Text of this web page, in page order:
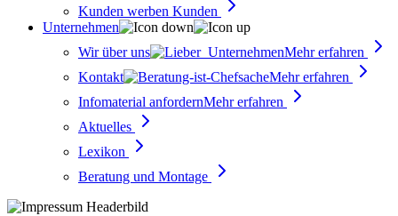
Kunden werben Kunden
Unternehmen
Wir über uns
Mehr erfahren
Kontakt
Mehr erfahren
Infomaterial anfordernMehr erfahren
Aktuelles
Lexikon
Beratung und Montage